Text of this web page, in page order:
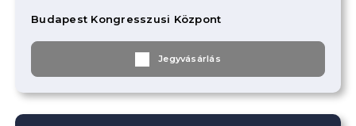
Budapest Kongresszusi Központ
Jegyvásárlás